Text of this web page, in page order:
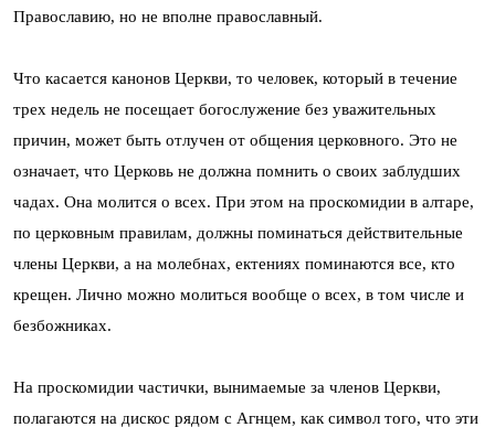
Православию, но не вполне православный.
Что касается канонов Церкви, то человек, который в течение
трех недель не посещает богослужение без уважительных
причин, может быть отлучен от общения церковного. Это не
означает, что Церковь не должна помнить о своих заблудших
чадах. Она молится о всех. При этом на проскомидии в алтаре,
по церковным правилам, должны поминаться действительные
члены Церкви, а на молебнах, ектениях поминаются все, кто
крещен. Лично можно молиться вообще о всех, в том числе и
безбожниках.
На проскомидии частички, вынимаемые за членов Церкви,
полагаются на дискос рядом с Агнцем, как символ того, что эти